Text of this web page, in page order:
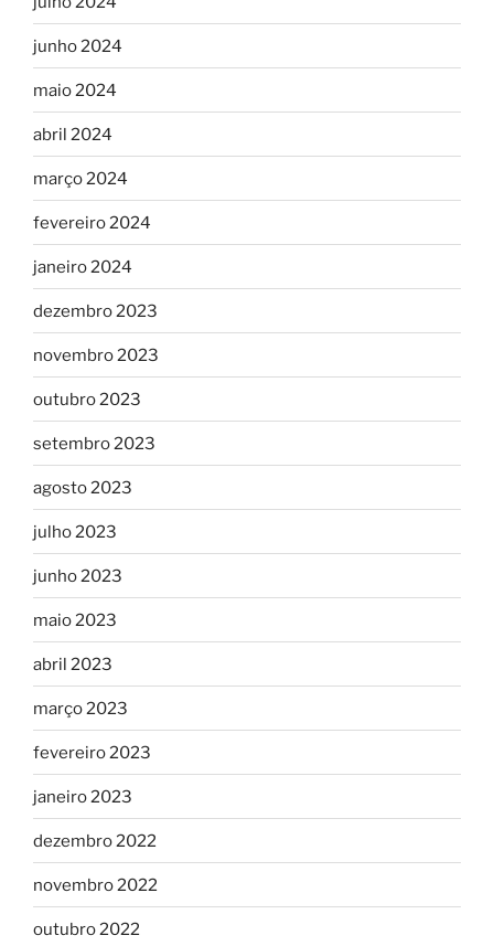
junho 2024
maio 2024
abril 2024
março 2024
fevereiro 2024
janeiro 2024
dezembro 2023
novembro 2023
outubro 2023
setembro 2023
agosto 2023
julho 2023
junho 2023
maio 2023
abril 2023
março 2023
fevereiro 2023
janeiro 2023
dezembro 2022
novembro 2022
outubro 2022